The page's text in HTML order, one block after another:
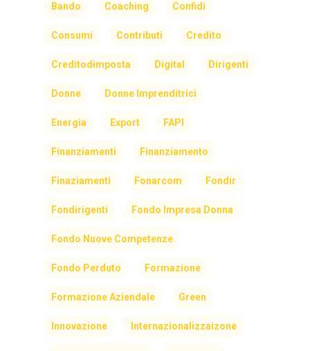
Bando Coaching Confidi
Consumi Contributi Credito
Creditodimposta Digital Dirigenti
Donne Donne Imprenditrici
Energia Export FAPI
Finanziamenti Finanziamento
Finaziamenti Fonarcom Fondir
Fondirigenti Fondo Impresa Donna
Fondo Nuove Competenze
Fondo Perduto Formazione
Formazione Aziendale Green
Innovazione Internazionalizzaizone